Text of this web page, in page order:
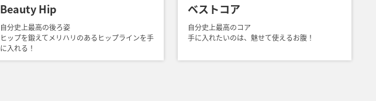
Beauty Hip
自分史上最高の後ろ姿
ヒップを鍛えてメリハリのあるヒップラインを手
に入れる！
ベストコア
自分史上最高のコア
手に入れたいのは、魅せて使えるお腹！